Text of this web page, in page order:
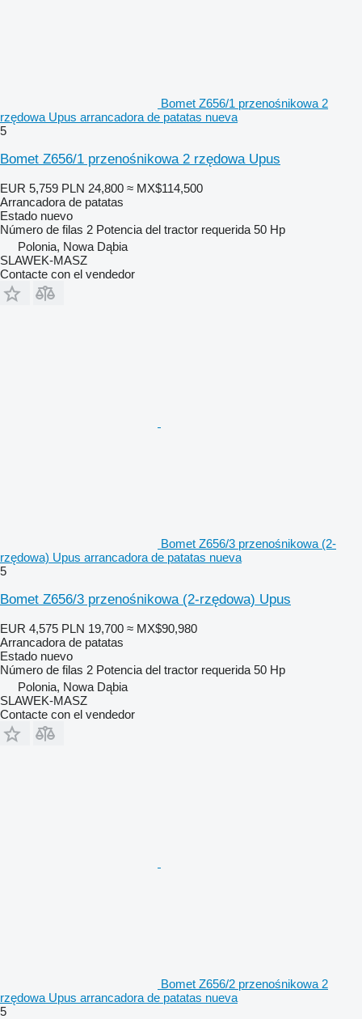
Bomet Z656/1 przenośnikowa 2
rzędowa Upus arrancadora de patatas nueva
5
Bomet Z656/1 przenośnikowa 2 rzędowa Upus
EUR 5,759 PLN 24,800 ≈ MX$114,500
Arrancadora de patatas
Estado nuevo
Número de filas 2 Potencia del tractor requerida 50 Hp
Polonia, Nowa Dąbia
SLAWEK-MASZ
Contacte con el vendedor
Bomet Z656/3 przenośnikowa (2-
rzędowa) Upus arrancadora de patatas nueva
5
Bomet Z656/3 przenośnikowa (2-rzędowa) Upus
EUR 4,575 PLN 19,700 ≈ MX$90,980
Arrancadora de patatas
Estado nuevo
Número de filas 2 Potencia del tractor requerida 50 Hp
Polonia, Nowa Dąbia
SLAWEK-MASZ
Contacte con el vendedor
Bomet Z656/2 przenośnikowa 2
rzędowa Upus arrancadora de patatas nueva
5